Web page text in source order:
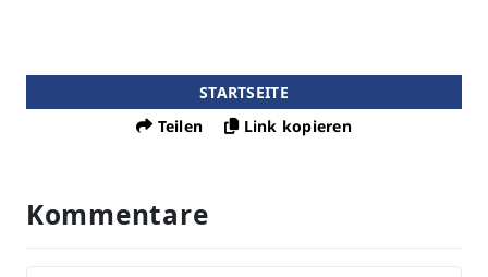
STARTSEITE
Teilen
Link kopieren
Kommentare